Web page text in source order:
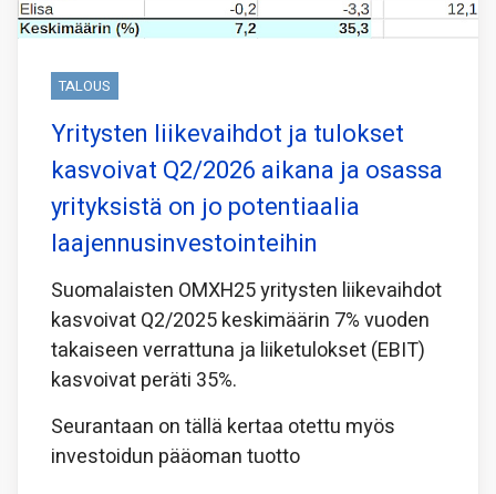
TALOUS
Yritysten liikevaihdot ja tulokset
kasvoivat Q2/2026 aikana ja osassa
yrityksistä on jo potentiaalia
laajennusinvestointeihin
Suomalaisten OMXH25 yritysten liikevaihdot
kasvoivat Q2/2025 keskimäärin 7% vuoden
takaiseen verrattuna ja liiketulokset (EBIT)
kasvoivat peräti 35%.
Seurantaan on tällä kertaa otettu myös
investoidun pääoman tuotto